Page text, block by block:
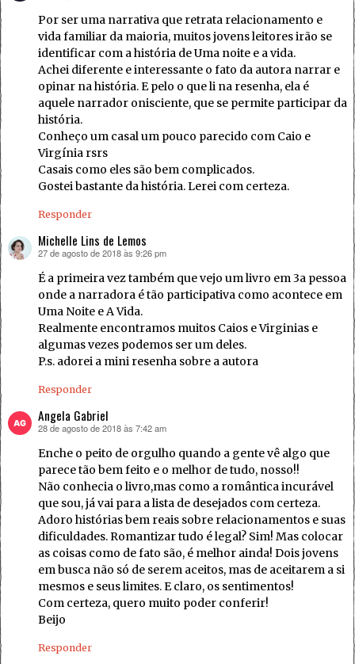
Por ser uma narrativa que retrata relacionamento e
vida familiar da maioria, muitos jovens leitores irão se
identificar com a história de Uma noite e a vida.
Achei diferente e interessante o fato da autora narrar e
opinar na história. E pelo o que li na resenha, ela é
aquele narrador onisciente, que se permite participar da
história.
Conheço um casal um pouco parecido com Caio e
Virgínia rsrs
Casais como eles são bem complicados.
Gostei bastante da história. Lerei com certeza.
Responder
Michelle Lins de Lemos
disse:
27 de agosto de 2018 às 9:26 pm
É a primeira vez também que vejo um livro em 3a pessoa
onde a narradora é tão participativa como acontece em
Uma Noite e A Vida.
Realmente encontramos muitos Caios e Virginias e
algumas vezes podemos ser um deles.
P.s. adorei a mini resenha sobre a autora
Responder
Angela Gabriel
disse:
28 de agosto de 2018 às 7:42 am
Enche o peito de orgulho quando a gente vê algo que
parece tão bem feito e o melhor de tudo, nosso!!
Não conhecia o livro,mas como a romântica incurável
que sou, já vai para a lista de desejados com certeza.
Adoro histórias bem reais sobre relacionamentos e suas
dificuldades. Romantizar tudo é legal? Sim! Mas colocar
as coisas como de fato são, é melhor ainda! Dois jovens
em busca não só de serem aceitos, mas de aceitarem a si
mesmos e seus limites. E claro, os sentimentos!
Com certeza, quero muito poder conferir!
Beijo
Responder